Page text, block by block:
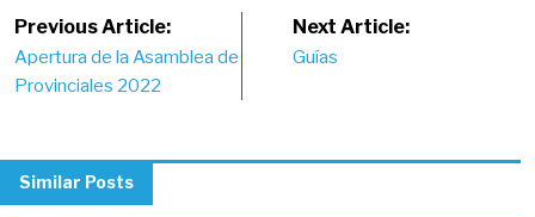
Post
navigation
Previous Article:
Apertura de la Asamblea de
Provinciales 2022
Next Article:
Guías
Similar Posts